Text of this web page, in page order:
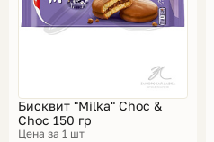
Бисквит "Milka" Choc &
Choc 150 гр
Цена за 1 шт